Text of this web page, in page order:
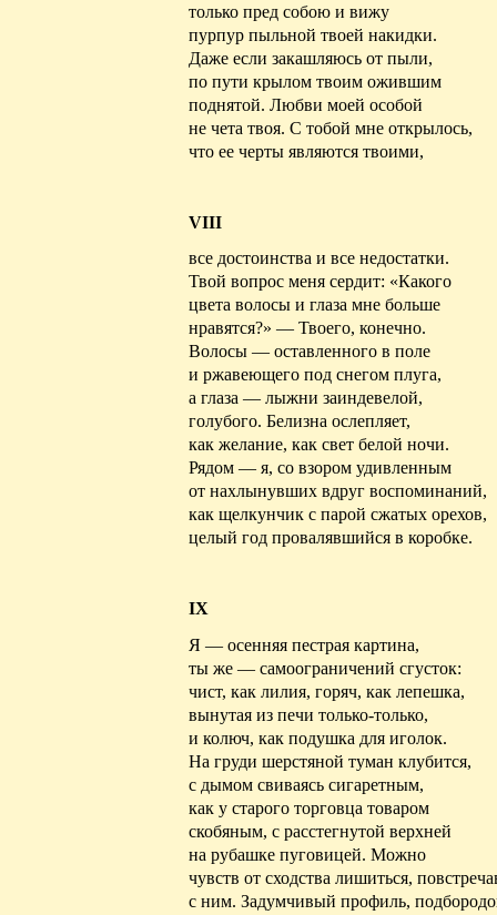
только пред собою и вижу
пурпур пыльной твоей накидки.
Даже если закашляюсь от пыли,
по пути крылом твоим ожившим
поднятой. Любви моей особой
не чета твоя. С тобой мне открылось,
что ее черты являются твоими,
VIII
все достоинства и все недостатки.
Твой вопрос меня сердит: «Какого
цвета волосы и глаза мне больше
нравятся?» — Твоего, конечно.
Волосы — оставленного в поле
и ржавеющего под снегом плуга,
а глаза — лыжни заиндевелой,
голубого. Белизна ослепляет,
как желание, как свет белой ночи.
Рядом — я, со взором удивленным
от нахлынувших вдруг воспоминаний,
как щелкунчик с парой сжатых орехов,
целый год провалявшийся в коробке.
IX
Я — осенняя пестрая картина,
ты же — самоограничений сгусток:
чист, как лилия, горяч, как лепешка,
вынутая из печи только-только,
и колюч, как подушка для иголок.
На груди шерстяной туман клубится,
с дымом свиваясь сигаретным,
как у старого торговца товаром
скобяным, с расстегнутой верхней
на рубашке пуговицей. Можно
чувств от сходства лишиться,
с ним. Задумчивый профиль,